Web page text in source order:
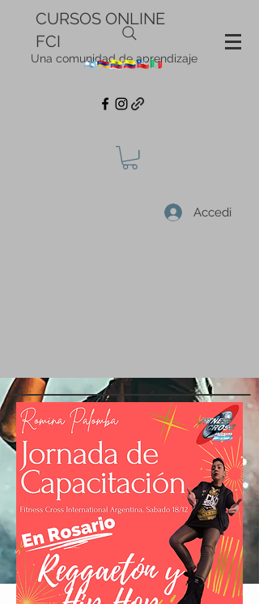
CURSOS ONLINE
FCI
Una comunidad de aprendizaje
Accedi